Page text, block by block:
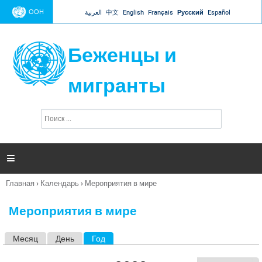
Jump to navigation
ООН العربية 中文 English Français Русский Español
Беженцы и
мигранты
п
и

Вы
Главная › Календарь › Мероприятия в мире
Мероприятия в мире
Месяц День Год